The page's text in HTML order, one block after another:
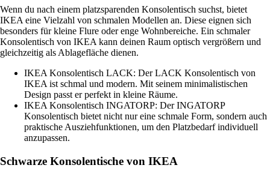
Wenn du nach einem platzsparenden Konsolentisch suchst, bietet
IKEA eine Vielzahl von schmalen Modellen an. Diese eignen sich
besonders für kleine Flure oder enge Wohnbereiche. Ein schmaler
Konsolentisch von IKEA kann deinen Raum optisch vergrößern und
gleichzeitig als Ablagefläche dienen.
IKEA Konsolentisch LACK: Der LACK Konsolentisch von
IKEA ist schmal und modern. Mit seinem minimalistischen
Design passt er perfekt in kleine Räume.
IKEA Konsolentisch INGATORP: Der INGATORP
Konsolentisch bietet nicht nur eine schmale Form, sondern auch
praktische Ausziehfunktionen, um den Platzbedarf individuell
anzupassen.
Schwarze Konsolentische von IKEA